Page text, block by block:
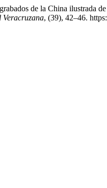
de la China ilustrada
Veracruzana, (39), 42–46.